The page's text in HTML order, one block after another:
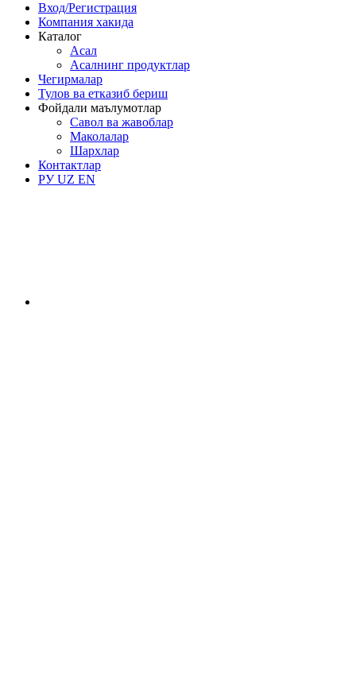
Вход/Регистрация
Компания хакида
Каталог
Асал
Асалнинг продуктлар
Чегирмалар
Тулов ва етказиб бериш
Фойдали маълумотлар
Савол ва жавоблар
Маколалар
Шархлар
Контактлар
РУ UZ EN